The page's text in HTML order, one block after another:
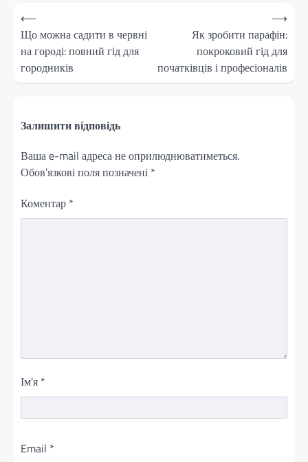
Навігація
записів
⟵
Що можна садити в червні
на городі: повний гід для
городників
Як зробити парафін:
покроковий гід для
початківців і професіоналів
⟶
Залишити відповідь
Ваша e-mail адреса не оприлюднюватиметься.
Обов’язкові поля позначені *
Коментар *
Ім'я *
Email *